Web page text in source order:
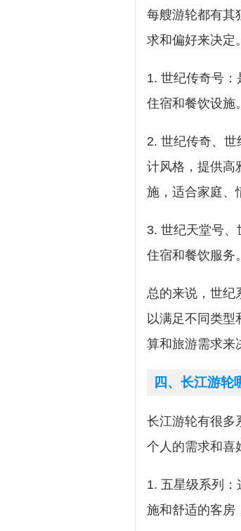
每艘游轮都有其
求和偏好来决定
1. 世纪传奇号
住宿和餐饮设施
2. 世纪传奇、
计风格，提供高
施，适合家庭、
3. 世纪天堂号
住宿和餐饮服务
总的来说，世纪
以满足不同类
算和旅游需求来
四、长江游轮
长江游轮有很多
个人的需求和喜
1. 五星级系列
施和舒适的客房